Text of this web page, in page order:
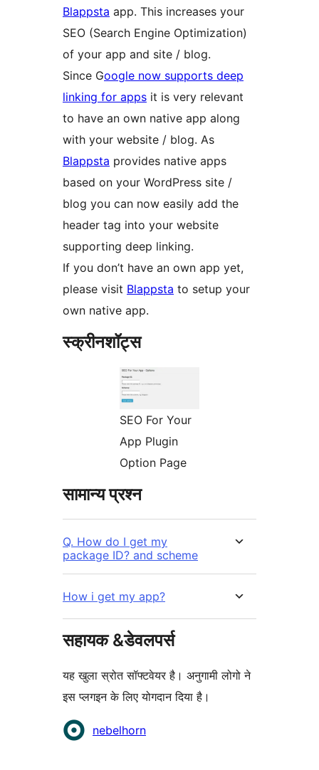
Blappsta app. This increases your
SEO (Search Engine Optimization)
of your app and site / blog.
Since Google now supports deep
linking for apps it is very relevant
to have an own native app along
with your website / blog. As
Blappsta provides native apps
based on your WordPress site /
blog you can now easily add the
header tag into your website
supporting deep linking.
If you don’t have an own app yet,
please visit Blappsta to setup your
own native app.
स्क्रीनशॉट्स
SEO For Your
App Plugin
Option Page
सामान्य प्रश्न
Q. How do I get my
package ID? and scheme
How i get my app?
सहायक &डेवलपर्स
यह खुला स्रोत सॉफ्टवेयर है। अनुगामी लोगो ने
इस प्लगइन के लिए योगदान दिया है।
योगदानकर्ताnebelhorn